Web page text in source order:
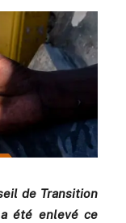
de Transition
été enlevé ce